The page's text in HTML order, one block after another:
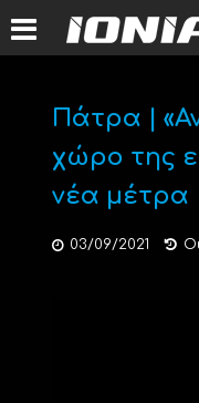
Πάτρα |
χώρο της
νέα μέτρα
03/09/2021